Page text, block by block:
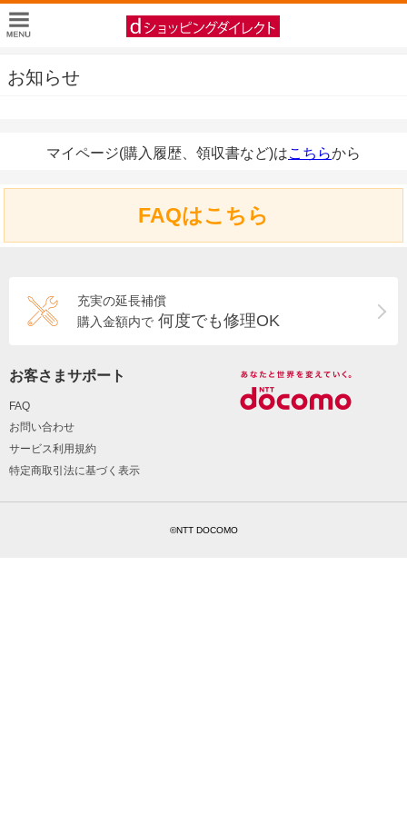
お知らせ
マイページ(購入履歴、領収書など)はこちらから
FAQはこちら
充実の延長補償
購入金額内で 何度でも修理OK
お客さまサポート
FAQ
お問い合わせ
サービス利用規約
特定商取引法に基づく表示
©NTT DOCOMO